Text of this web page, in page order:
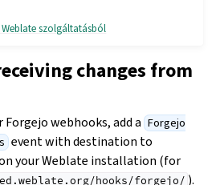
szolgáltatásból
changes from
webhooks, add a Forgejo
event with destination to
your Weblate installation (for
hooks/forgejo/ ).